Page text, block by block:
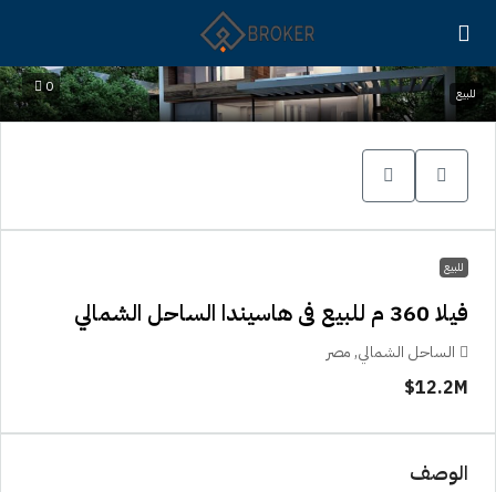
0 للبيع
للبيع
فيلا 360 م للبيع فى هاسيندا الساحل الشمالي
الساحل الشمالي, مصر
12.2M$
الوصف